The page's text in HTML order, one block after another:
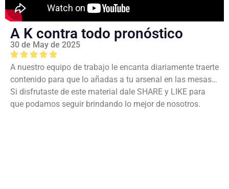
A K contra todo pronóstico
30 de May de 2025
A nuestro equipo de trabajo le encanta diariamente traerte
contenido para que lo añadas a tu arsenal en las mesas…
Si disfrutaste de este material dale SHARE y LIKE para
que podamos seguir brindando lo mejor de nosotros.